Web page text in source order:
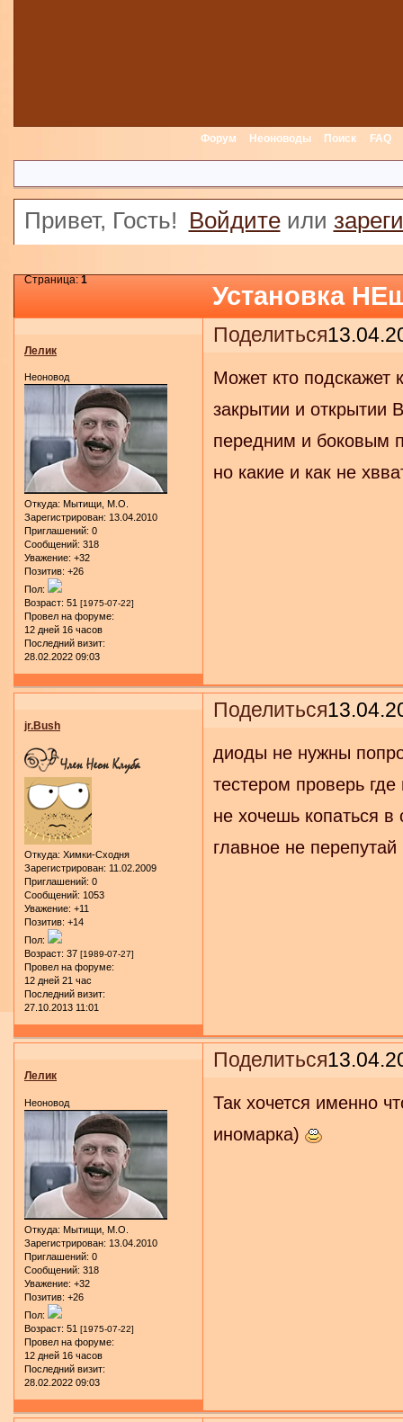
Форум Неоноводы Поиск FAQ
Привет, Гость! Войдитеили
Установка
Страница:1
Поделиться
Лелик
Неоновод
Откуда: Мытищи, М.О.
Зарегистрирован: 13.04.2010
Приглашений: 0
Сообщений: 318
Уважение: +32
Позитив: +26
Пол:
Возраст: 51 [1975-07-22]
Провел на форуме:
12 дней 16 часов
Последний визит:
28.02.2022 09:03
Может кто подскажет
закрытии и открытии
передним и боковым
но какие и как не
Поделиться
jr.Bush
Откуда: Химки-Сходня
Зарегистрирован: 11.02.2009
Приглашений: 0
Сообщений: 1053
Уважение: +11
Позитив: +14
Пол:
Возраст: 37 [1989-07-27]
Провел на форуме:
12 дней 21 час
Последний визит:
27.10.2013 11:01
диоды не нужны
тестером проверь
не хочешь копаться
главное не
Поделиться
Лелик
Неоновод
Откуда: Мытищи, М.О.
Зарегистрирован: 13.04.2010
Приглашений: 0
Сообщений: 318
Уважение: +32
Позитив: +26
Пол:
Возраст: 51 [1975-07-22]
Провел на форуме:
12 дней 16 часов
Последний визит:
28.02.2022 09:03
Так хочется именно
иномарка)